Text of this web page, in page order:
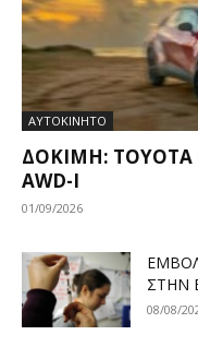
ΑΥΤΟΚΙΝΗΤΟ
ΔΟΚΙΜΉ: TOYOTA
AWD-I
01/09/2026
ΣΤΗΝ
08/08/